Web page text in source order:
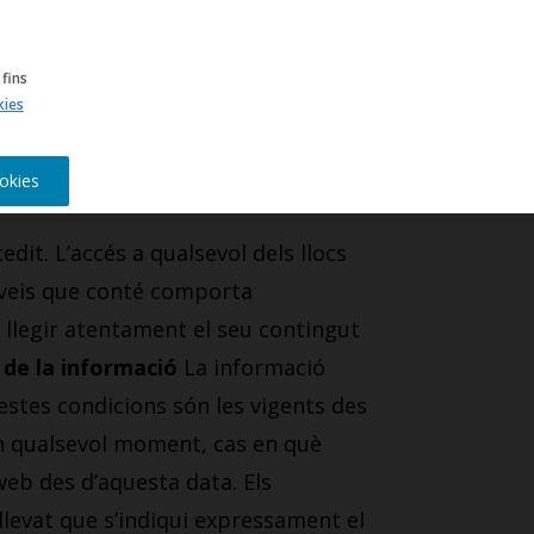
L’accés a qualsevol dels llocs
que conté comporta
llegir atentament el seu contingut
la informació La informació
condicions són les vigents des
moment, cas en què
des d’aquesta data. Els
que s’indiqui expressament el